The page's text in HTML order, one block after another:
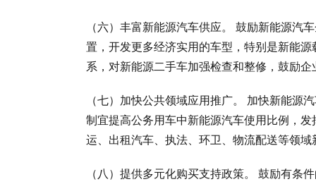
（六）丰富新能源汽车供应。 鼓励新能源汽
置，开发更多经济实用的车型，特别是新能
系，对新能源二手车加强检查和整修，鼓励
（七）加快公共领域应用推广。 加快新能源
制宜提高公务用车中新能源汽车使用比例，
运、出租汽车、执法、环卫、物流配送等领
（八）提供多元化购买支持政策。 鼓励有条